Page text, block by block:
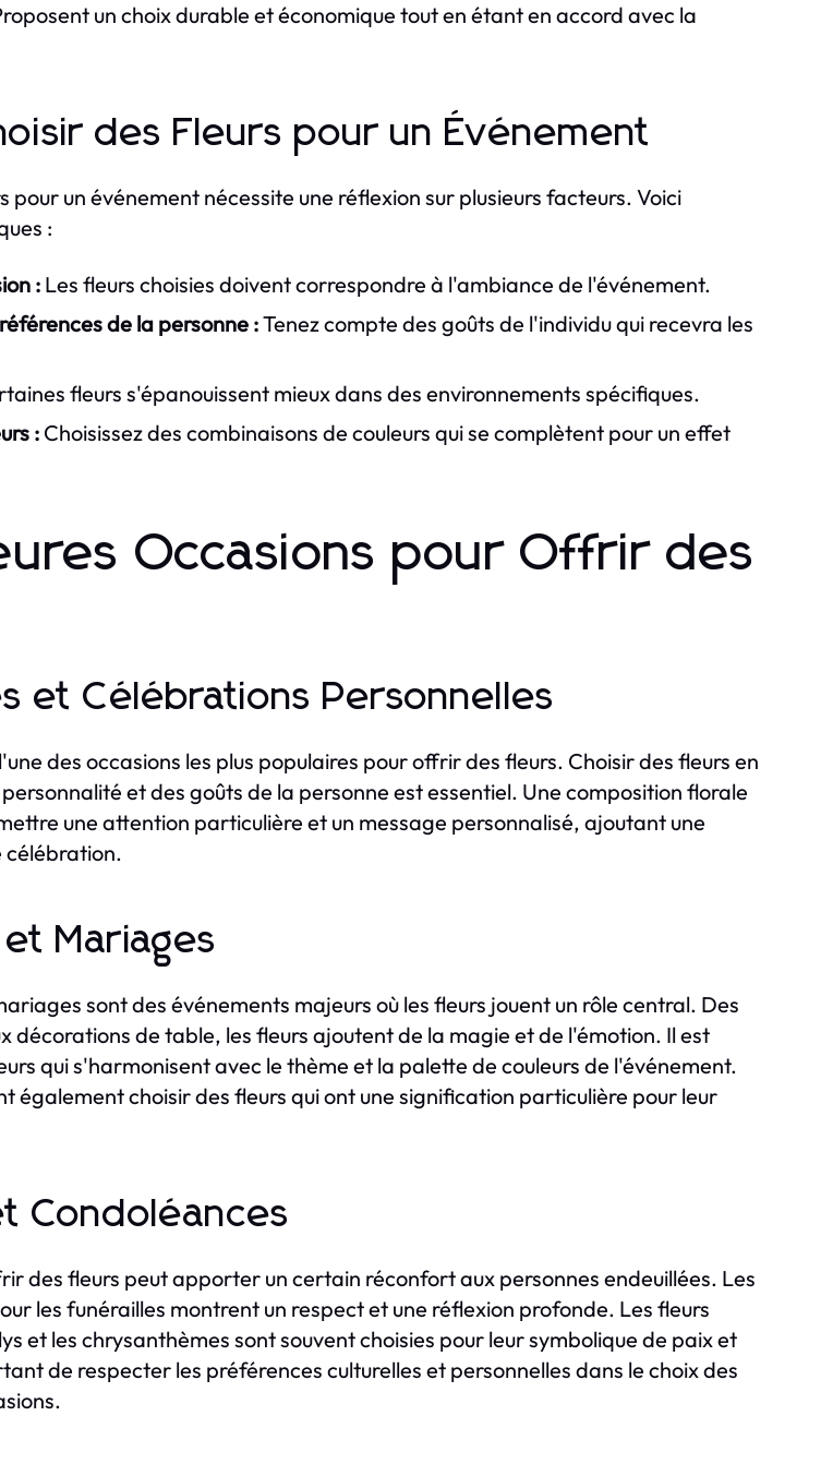
un choix durable et économique tout en étant en accord avec la
des Fleurs pour un Événement
pour un événement nécessite une réflexion sur plusieurs facteurs. Voici
:
: Les fleurs choisies doivent correspondre à l'ambiance de l'événement.
de la personne :Tenez compte des goûts de l'individu qui recevra les
fleurs s'épanouissent mieux dans des environnements spécifiques.
: Choisissez des combinaisons de couleurs qui se complètent pour un effet
Occasions pour Offrir des
et Célébrations Personnelles
des occasions les plus populaires pour offrir des fleurs. Choisir des fleurs en
et des goûts de la personne est essentiel. Une composition florale
une attention particulière et un message personnalisé, ajoutant une
célébration.
Mariages
sont des événements majeurs où les fleurs jouent un rôle central. Des
décorations de table, les fleurs ajoutent de la magie et de l'émotion. Il est
qui s'harmonisent avec le thème et la palette de couleurs de l'événement.
également choisir des fleurs qui ont une signification particulière pour leur
Condoléances
des fleurs peut apporter un certain réconfort aux personnes endeuillées. Les
les funérailles montrent un respect et une réflexion profonde. Les fleurs
et les chrysanthèmes sont souvent choisies pour leur symbolique de paix et
de respecter les préférences culturelles et personnelles dans le choix des